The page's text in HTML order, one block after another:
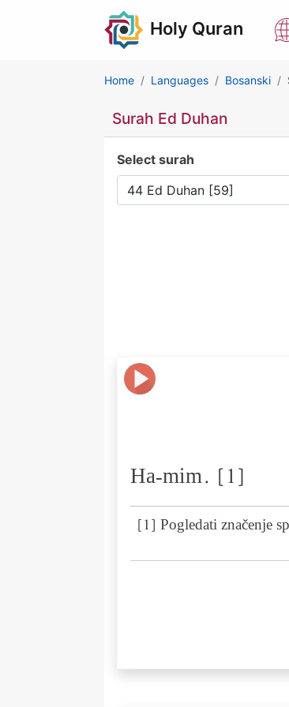
Holy Quran
Home Languages Bosanski
Surah Ed Duhan
Select surah
Ha-mim. [1]
[1] Pogledati značenje